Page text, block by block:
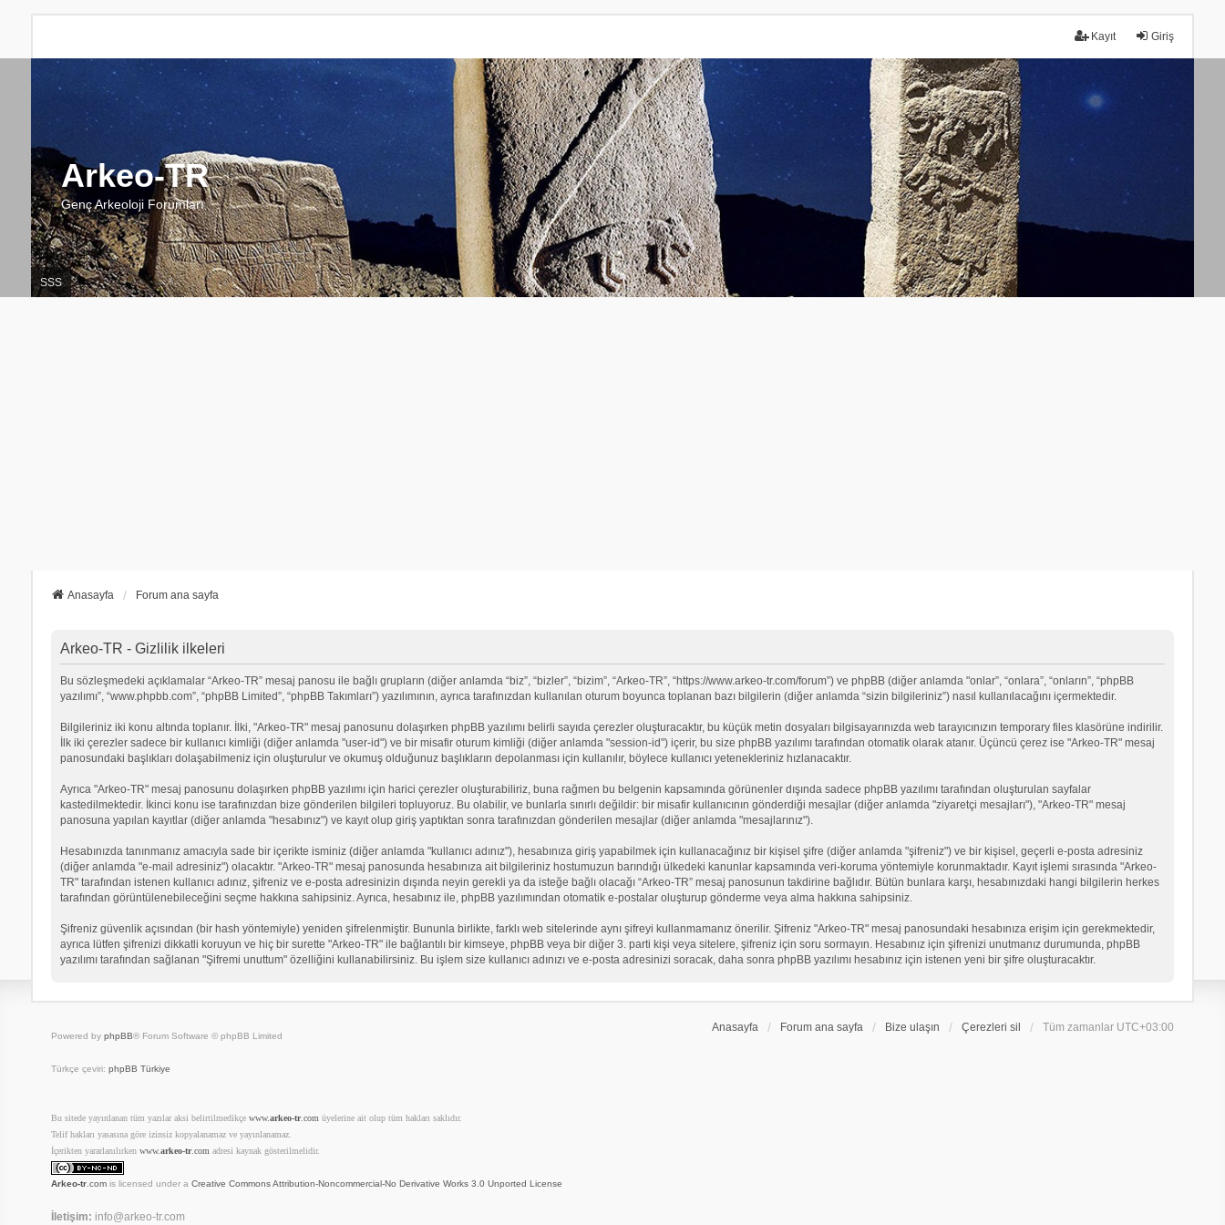
Giriş
Kayıt
Arkeo-TR
Genç Arkeoloji Forumları
SSS
Anasayfa Forum ana sayfa
Arkeo-TR - Gizlilik ilkeleri
Bu sözleşmedeki açıklamalar “Arkeo-TR” mesaj panosu ile bağlı grupların (diğer anlamda “biz”, “bizler”, “bizim”, “Arkeo-TR”, “https://www.arkeo-tr.com/forum”) ve phpBB (diğer anlamda "onlar”, “onlara”, “onların”, “phpBB
yazılımı”, “www.phpbb.com”, “phpBB Limited”, “phpBB Takımları”) yazılımının, ayrıca tarafınızdan kullanılan oturum boyunca toplanan bazı bilgilerin (diğer anlamda “sizin bilgileriniz”) nasıl kullanılacağını içermektedir.
Bilgileriniz iki konu altında toplanır. İlki, "Arkeo-TR" mesaj panosunu dolaşırken phpBB yazılımı belirli sayıda çerezler oluşturacaktır, bu küçük metin dosyaları bilgisayarınızda web tarayıcınızın temporary files klasörüne indirilir.
İlk iki çerezler sadece bir kullanıcı kimliği (diğer anlamda "user-id") ve bir misafir oturum kimliği (diğer anlamda "session-id") içerir, bu size phpBB yazılımı tarafından otomatik olarak atanır. Üçüncü çerez ise "Arkeo-TR" mesaj
panosundaki başlıkları dolaşabilmeniz için oluşturulur ve okumuş olduğunuz başlıkların depolanması için kullanılır, böylece kullanıcı yetenekleriniz hızlanacaktır.
Ayrıca "Arkeo-TR" mesaj panosunu dolaşırken phpBB yazılımı için harici çerezler oluşturabiliriz, buna rağmen bu belgenin kapsamında görünenler dışında sadece phpBB yazılımı tarafından oluşturulan sayfalar
kastedilmektedir. İkinci konu ise tarafınızdan bize gönderilen bilgileri topluyoruz. Bu olabilir, ve bunlarla sınırlı değildir: bir misafir kullanıcının gönderdiği mesajlar (diğer anlamda "ziyaretçi mesajları"), "Arkeo-TR" mesaj
panosuna yapılan kayıtlar (diğer anlamda "hesabınız") ve kayıt olup giriş yaptıktan sonra tarafınızdan gönderilen mesajlar (diğer anlamda "mesajlarınız").
Hesabınızda tanınmanız amacıyla sade bir içerikte isminiz (diğer anlamda "kullanıcı adınız"), hesabınıza giriş yapabilmek için kullanacağınız bir kişisel şifre (diğer anlamda "şifreniz") ve bir kişisel, geçerli e-posta adresiniz
(diğer anlamda "e-mail adresiniz") olacaktır. "Arkeo-TR" mesaj panosunda hesabınıza ait bilgileriniz hostumuzun barındığı ülkedeki kanunlar kapsamında veri-koruma yöntemiyle korunmaktadır. Kayıt işlemi sırasında "Arkeo-
TR" tarafından istenen kullanıcı adınız, şifreniz ve e-posta adresinizin dışında neyin gerekli ya da isteğe bağlı olacağı “Arkeo-TR” mesaj panosunun takdirine bağlıdır. Bütün bunlara karşı, hesabınızdaki hangi bilgilerin herkes
tarafından görüntülenebileceğini seçme hakkına sahipsiniz. Ayrıca, hesabınız ile, phpBB yazılımından otomatik e-postalar oluşturup gönderme veya alma hakkına sahipsiniz.
Şifreniz güvenlik açısından (bir hash yöntemiyle) yeniden şifrelenmiştir. Bununla birlikte, farklı web sitelerinde aynı şifreyi kullanmamanız önerilir. Şifreniz "Arkeo-TR" mesaj panosundaki hesabınıza erişim için gerekmektedir,
ayrıca lütfen şifrenizi dikkatli koruyun ve hiç bir surette "Arkeo-TR" ile bağlantılı bir kimseye, phpBB veya bir diğer 3. parti kişi veya sitelere, şifreniz için soru sormayın. Hesabınız için şifrenizi unutmanız durumunda, phpBB
yazılımı tarafından sağlanan "Şifremi unuttum" özelliğini kullanabilirsiniz. Bu işlem size kullanıcı adınızı ve e-posta adresinizi soracak, daha sonra phpBB yazılımı hesabınız için istenen yeni bir şifre oluşturacaktır.
Anasayfa Forum ana sayfa Bize ulaşın Çerezleri sil Tüm zamanlar UTC+03:00
Powered by phpBB® Forum Software © phpBB Limited
Türkçe çeviri: phpBB Türkiye
Bu sitede yayınlanan tüm yazılar aksi belirtilmedikçe www.arkeo-tr.com üyelerine ait olup tüm hakları saklıdır.
Telif hakları yasasına göre izinsiz kopyalanamaz ve yayınlanamaz.
İçerikten yararlanılırken www.arkeo-tr.com adresi kaynak gösterilmelidir.
Arkeo-tr.comis licensed under a Creative Commons Attribution-Noncommercial-No Derivative Works 3.0 Unported License
İletişim: info@arkeo-tr.com